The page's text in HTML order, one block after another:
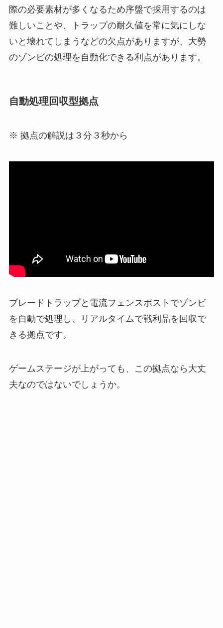
際の必要素材が多くなるため序盤で採用するのは
難しいことや、トラップの耐久値を常に気にしな
いと壊れてしまうなどの欠点がありますが、大勢
のゾンビの処理を自動化できる利点があります。
自動処理回収型拠点
※ 拠点の解説は３分３秒から
ブレードトラップと電流フェンスポストでゾンビ
を自動で処理し、リアルタイムで戦利品を回収で
きる拠点です。
ゲームステージが上がっても、この拠点なら大丈
夫なのではないでしょうか。